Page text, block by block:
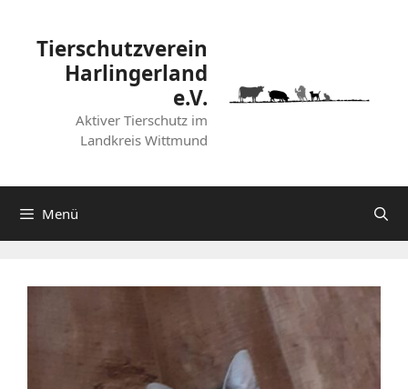
springenTierschutzverein
Harlingerland
e.V.
Aktiver Tierschutz im
Landkreis Wittmund
Menü